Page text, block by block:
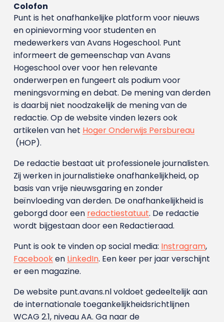
Colofon
Punt is het onafhankelijke platform voor nieuws
en opinievorming voor studenten en
medewerkers van Avans Hoge­school. Punt
informeert de gemeenschap van Avans
Hogeschool over voor hen relevante
onderwerpen en fungeert als podium voor
meningsvorming en debat. De mening van derden
is daarbij niet noodzakelijk de mening van de
redactie. Op de website vinden lezers ook
artikelen van het Hoger Onderwijs Persbureau
(HOP).
De redactie bestaat uit professionele journalisten.
Zij werken in journalistieke onafhankelijkheid, op
basis van vrije nieuwsgaring en zonder
beïnvloeding van derden. De onafhankelijkheid is
geborgd door een redactiestatuut. De redactie
wordt bijgestaan door een Redactieraad.
Punt is ook te vinden op social media: Instragram,
Facebooken LinkedIn. Een keer per jaar verschijnt
er een magazine.
De website punt.avans.nl voldoet gedeeltelijk aan
de internationale toegankelijkheidsrichtlijnen
WCAG 2.1, niveau AA. Ga naar de